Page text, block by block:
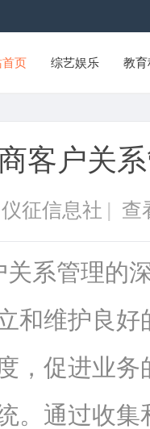
首页 综艺娱乐 教
客户关
征信息社 | 查
关系管理的
和维护良
，促进业
。通过收